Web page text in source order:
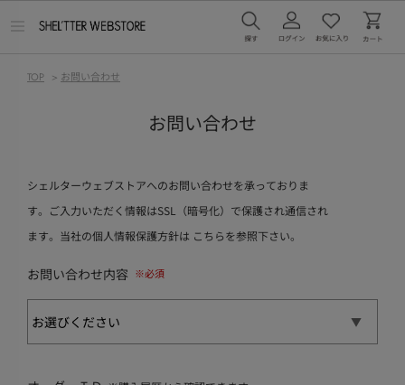
TOP > お問い合わせ
お問い合わせ
シェルターウェブストアへのお問い合わせを承っておりま
す。ご入力いただく情報はSSL（暗号化）で保護され通信され
ます。当社の個人情報保護方針は こちらを参照下さい。
お問い合わせ内容